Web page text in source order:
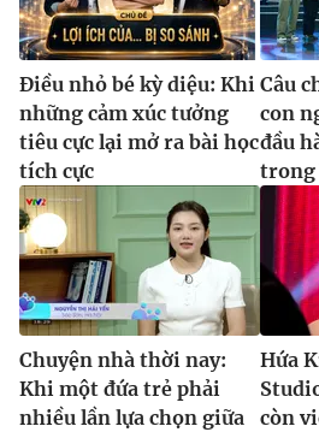
Điều nhỏ bé kỳ diệu: Khi
những cảm xúc tưởng
tiêu cực lại mở ra bài học
tích cực
Câu
con
đầu
trong
Chuyện nhà thời nay:
Khi một đứa trẻ phải
nhiều lần lựa chọn giữa
Hứa
còn